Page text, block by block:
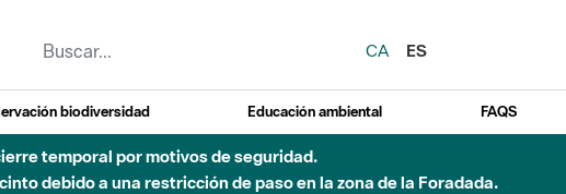
CA
ES
biodiversidad Educación ambiental FAQS
temporal por motivos de seguridad.
debido a una restricción de paso en la zona de la Foradada.